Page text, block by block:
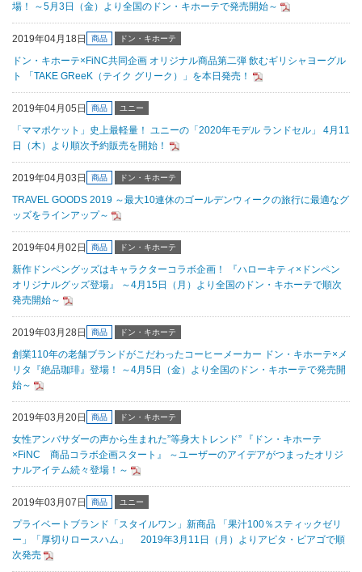
場！ ～5月3日（金）より全国のドン・キホーテで発売開始～
2019年04月18日 商品 ドン・キホーテ
ドン・キホーテ×FiNC共同企画 オリジナル商品第二弾 飲むギリシャヨーグル
ト 「TAKE GReeK（テイク グリーク）」を本日発売！
2019年04月05日 商品 ユニー
「ママポケット」史上最軽量！ ユニーの「2020年モデル ランドセル」 4月11
日（木）より順次予約販売を開始！
2019年04月03日 商品 ドン・キホーテ
TRAVEL GOODS 2019 ～最大10連休のゴールデンウィークの旅行に最適なグ
ッズをラインアップ～
2019年04月02日 商品 ドン・キホーテ
新作ドンペングッズはキャラクターコラボ企画！ 『ハローキティ×ドンペン
オリジナルグッズ登場』 ～4月15日（月）より全国のドン・キホーテで順次
発売開始～
2019年03月28日 商品 ドン・キホーテ
創業110年の老舗ブランドがこだわったコーヒーメーカー ドン・キホーテ×メ
リタ『絶品珈琲』登場！ ～4月5日（金）より全国のドン・キホーテで発売開
始～
2019年03月20日 商品 ドン・キホーテ
女性アンバサダーの声から生まれた”等身大トレンド” 『ドン・キホーテ
×FiNC 商品コラボ企画スタート』 ～ユーザーのアイデアがつまったオリジ
ナルアイテム続々登場！～
2019年03月07日 商品 ユニー
プライベートブランド「スタイルワン」新商品 「果汁100％スティックゼリ
ー」「厚切りロースハム」 2019年3月11日（月）よりアピタ・ピアゴで順
次発売